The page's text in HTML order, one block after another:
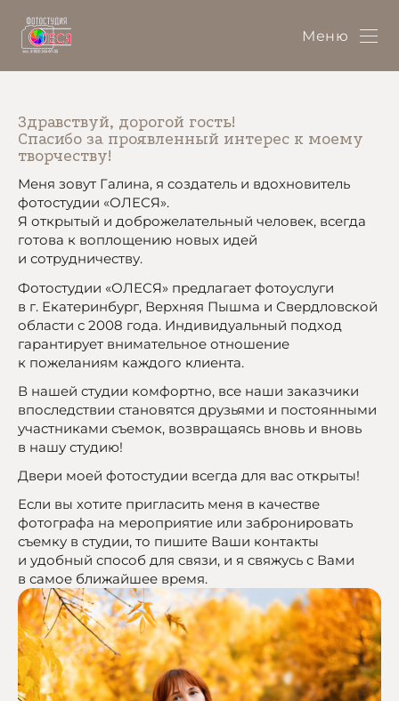
Меню
Здравствуй, дорогой гость!
Спасибо за проявленный интерес к моему
творчеству!
Меня зовут Галина, я создатель и вдохновитель
фотостудии «ОЛЕСЯ».
Я открытый и доброжелательный человек, всегда
готова к воплощению новых идей
и сотрудничеству.
Фотостудии «ОЛЕСЯ» предлагает фотоуслуги
в г. Екатеринбург, Верхняя Пышма и Свердловской
области с 2008 года. Индивидуальный подход
гарантирует внимательное отношение
к пожеланиям каждого клиента.
В нашей студии комфортно, все наши заказчики
впоследствии становятся друзьями и постоянными
участниками съемок, возвращаясь вновь и вновь
в нашу студию!
Двери моей фотостудии всегда для вас открыты!
Если вы хотите пригласить меня в качестве
фотографа на мероприятие или забронировать
съемку в студии, то пишите Ваши контакты
и удобный способ для связи, и я свяжусь с Вами
в самое ближайшее время.